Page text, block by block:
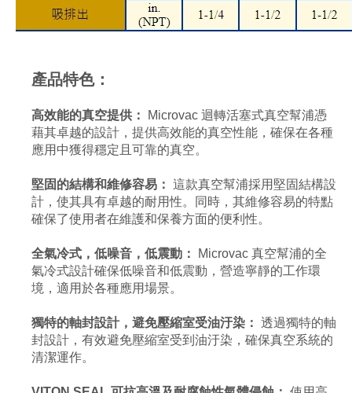
產品特色：
高效能的真空提供：
Microvac 迴轉活塞式真空幫浦憑
藉其卓越的設計，提供高效能的真空性能，確保在各種
應用中獲得穩定且可靠的真空。
堅固的結構和維修容易： 這款真空幫浦採用堅固結構設
計，使其具有卓越的耐用性。同時，其維修容易的特點
確保了使用者在維護和保養方面的便利性。
全氣冷式，低噪音，低震動：
Microvac 真空幫浦的全
氣冷式設計確保低噪音和低震動，營造寧靜的工作環
境，適用於各種應用場景。
獨特的軸封設計，避免壓縮室受油汙染： 透過獨特的軸
封設計，有效避免壓縮室受到油汙染，確保真空系統的
清潔運作。